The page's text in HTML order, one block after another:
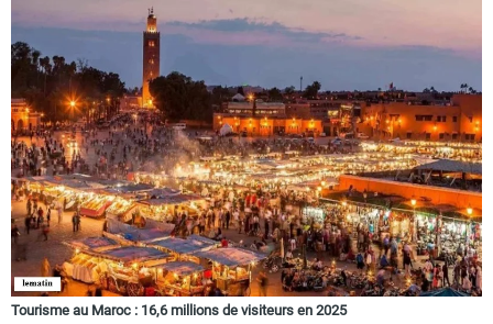
Tourisme au Maroc : 16,6 millions de visiteurs en 2025